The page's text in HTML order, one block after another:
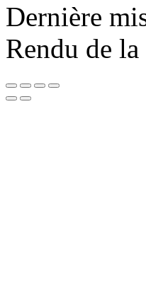
Dernière
Rendu de